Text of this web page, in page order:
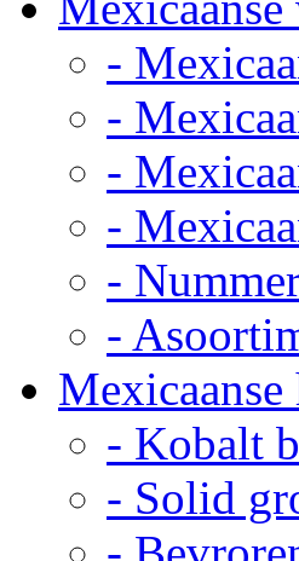
-
-
-
-
-
-
Mexicaanse
- Kobalt
- Solid